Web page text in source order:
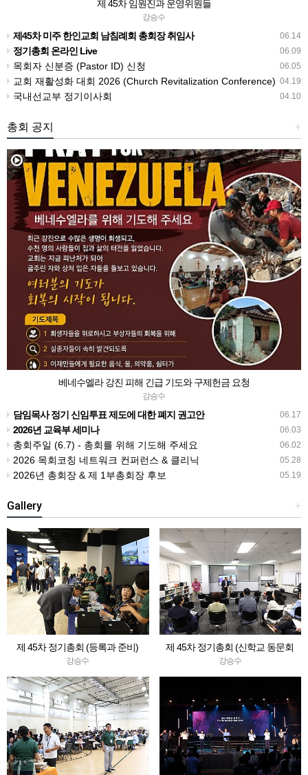
제 45차 임원진과 운영위원들
강승수
06.14
제45차 미주 한인교회 남침례회 총회장 취임사
06.09
정기총회 온라인 Live
06.05
목회자 신분증 (Pastor ID) 신청
04.19
교회 재활성화 대회 2026 (Church Revitalization Conference)
04.10
국내선교부 정기이사회
+
총회 공지
베네수엘라 강진 피해 긴급 기도와 구제헌금 요청
강승수
06.17
담임목사 정기 신임투표 제도에 대한 폐지 권고안
06.03
2026년 교육부 세미나
06.02
총회주일 (6.7) - 총회를 위해 기도해 주세요
05.28
2026 목회코칭 네트워크 컨퍼런스 & 클리닉
05.19
2026년 총회장 & 제 1부총회장 후보
+
Gallery
제 45차 정기총회 (등록과 준비)
강승수
제 45차 정기총회 (신학교 동문회
등)
강승수